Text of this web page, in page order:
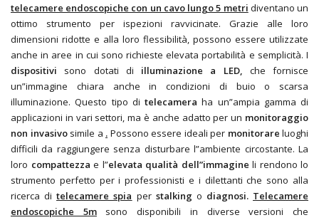
telecamere endoscopiche con un cavo lungo 5 metri diventano un
ottimo strumento per ispezioni ravvicinate. Grazie alle loro
dimensioni ridotte e alla loro flessibilità, possono essere utilizzate
anche in aree in cui sono richieste elevata portabilità e semplicità. I
dispositivi sono dotati di illuminazione a LED, che fornisce
un”immagine chiara anche in condizioni di buio o scarsa
illuminazione. Questo tipo di telecamera ha un”ampia gamma di
applicazioni in vari settori, ma è anche adatto per un monitoraggio
non invasivosimile a . Possono essere ideali per monitorare luoghi
difficili da raggiungere senza disturbare l”ambiente circostante. La
loro compattezza e l”elevata qualità dell”immagine li rendono lo
strumento perfetto per i professionisti e i dilettanti che sono alla
ricerca ditelecamere spia per stalking o diagnosi. Telecamere
endoscopiche 5msono disponibili in diverse versioni che